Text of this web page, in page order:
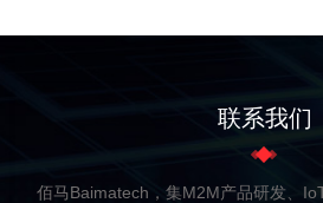
联系我们
佰马Baimatech，集M2M产品研发、